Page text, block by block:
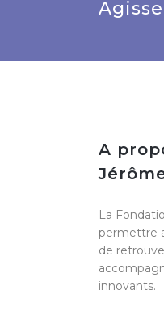
A
La
permettre
de
innovants.